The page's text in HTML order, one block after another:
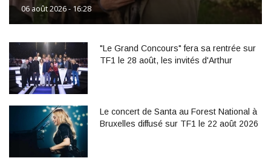
06 août 2026 - 16:28
"Le Grand Concours" fera sa rentrée sur
TF1 le 28 août, les invités d'Arthur
Le concert de Santa au Forest National à
Bruxelles diffusé sur TF1 le 22 août 2026